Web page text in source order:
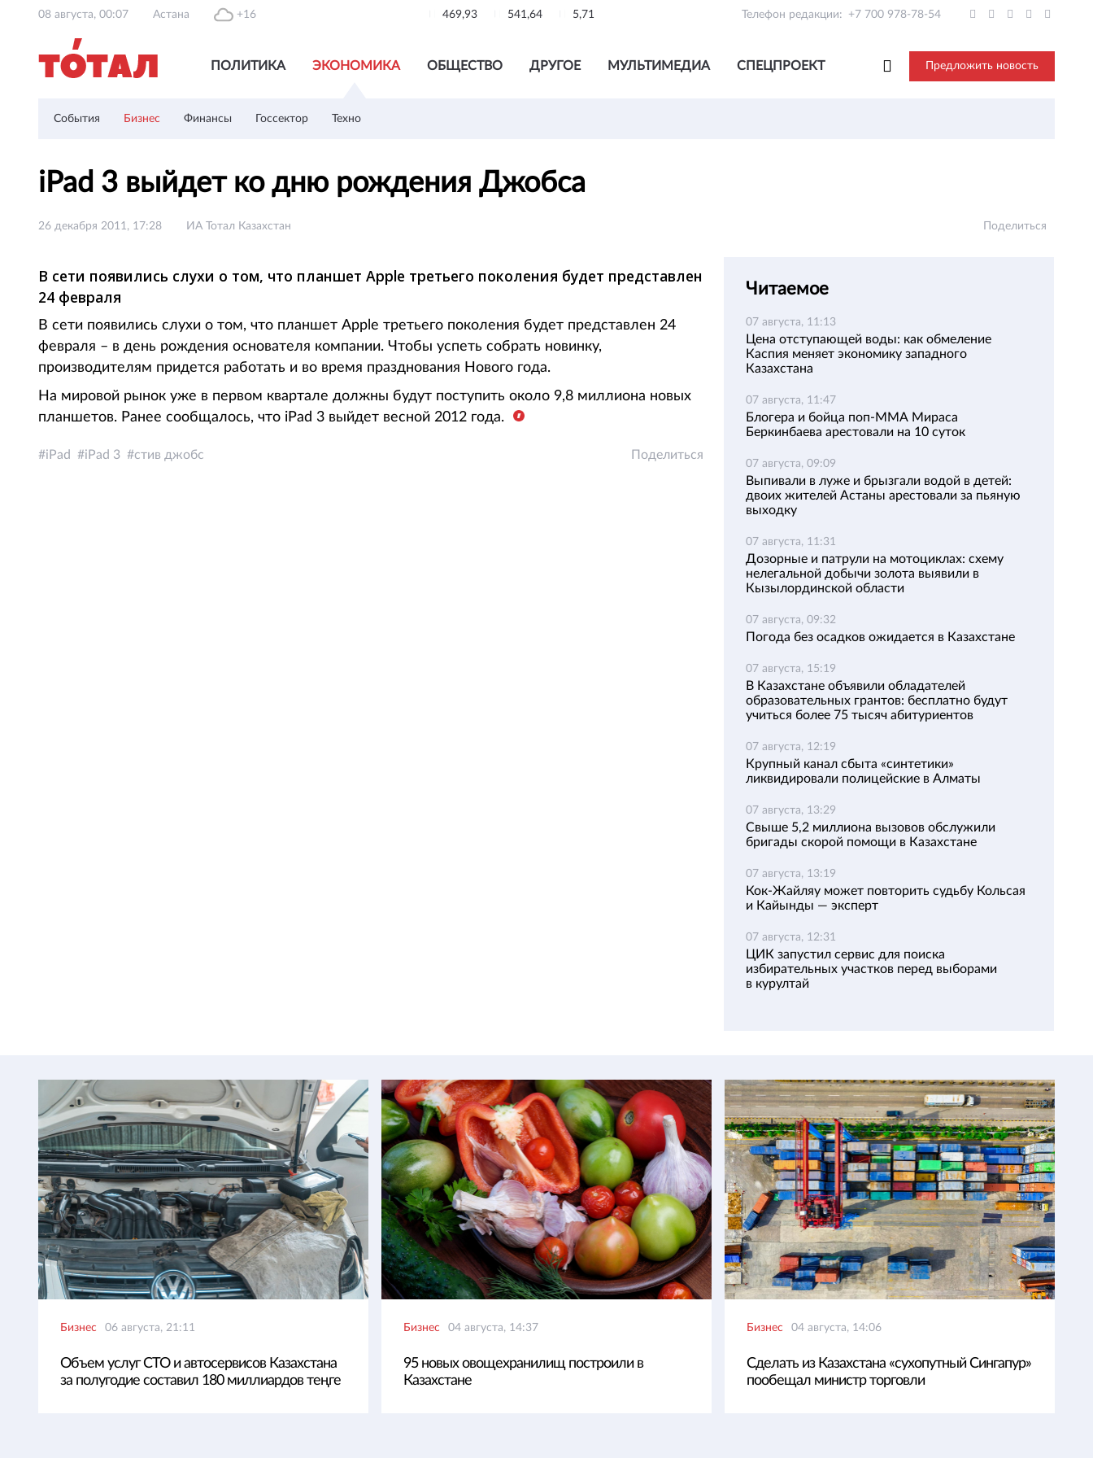
08 августа, 00:07 Астана +16 469,93 541,64 5,71 Телефон редакции: +7 700 978-78-54
ПОЛИТИКА ЭКОНОМИКА ОБЩЕСТВО ДРУГОЕ МУЛЬТИМЕДИА СПЕЦПРОЕКТ Предложить новость
События Бизнес Финансы Госсектор Техно
iPad 3 выйдет ко дню рождения Джобса
26 декабря 2011, 17:28 ИА Тотал Казахстан Поделиться
В сети появились слухи о том, что планшет Apple третьего поколения будет представлен
24 февраля
В сети появились слухи о том, что планшет Apple третьего поколения будет представлен 24
февраля – в день рождения основателя компании. Чтобы успеть собрать новинку,
производителям придется работать и во время празднования Нового года.
На мировой рынок уже в первом квартале должны будут поступить около 9,8 миллиона новых
планшетов. Ранее сообщалось, что iPad 3 выйдет весной 2012 года.
iPad iPad 3 стив джобс Поделиться
Читаемое
07 августа, 11:13
Цена отступающей воды: как обмеление
Каспия меняет экономику западного
Казахстана
07 августа, 11:47
Блогера и бойца поп-ММА Мираса
Беркинбаева арестовали на 10 суток
07 августа, 09:09
Выпивали в луже и брызгали водой в детей:
двоих жителей Астаны арестовали за пьяную
выходку
07 августа, 11:31
Дозорные и патрули на мотоциклах: схему
нелегальной добычи золота выявили в
Кызылординской области
07 августа, 09:32
Погода без осадков ожидается в Казахстане
07 августа, 15:19
В Казахстане объявили обладателей
образовательных грантов: бесплатно будут
учиться более 75 тысяч абитуриентов
07 августа, 12:19
Крупный канал сбыта «синтетики»
ликвидировали полицейские в Алматы
07 августа, 13:29
Свыше 5,2 миллиона вызовов обслужили
бригады скорой помощи в Казахстане
07 августа, 13:19
Кок-Жайляу может повторить судьбу Кольсая
и Кайынды — эксперт
07 августа, 12:31
ЦИК запустил сервис для поиска
избирательных участков перед выборами
в курултай
Бизнес 06 августа, 21:11
Объем услуг СТО и автосервисов Казахстана
за полугодие составил 180 миллиардов теңге
Бизнес 04 августа, 14:37
95 новых овощехранилищ построили в
Казахстане
Бизнес 04 августа, 14:06
Сделать из Казахстана «сухопутный Сингапур»
пообещал министр торговли